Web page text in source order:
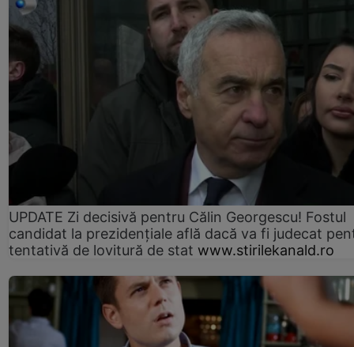
UPDATE Zi decisivă pentru Călin Georgescu! Fostul
candidat la prezidențiale află dacă va fi judecat
tentativă de lovitură de stat www.stirilekanald.ro